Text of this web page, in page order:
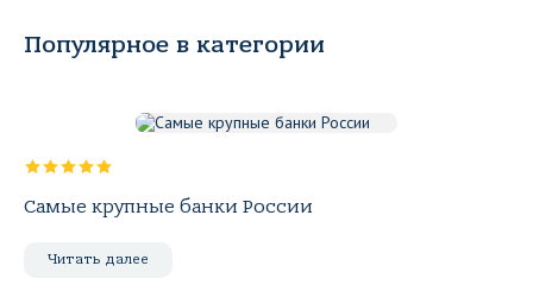
Популярное в категории
Самые крупные банки России
Читать далее